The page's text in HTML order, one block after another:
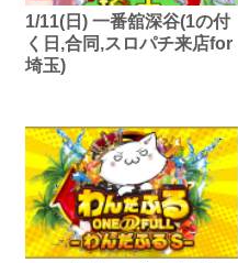
1/11(日) 一番舘深谷(1の付
く日,合同,スロパチ来店for
埼玉)